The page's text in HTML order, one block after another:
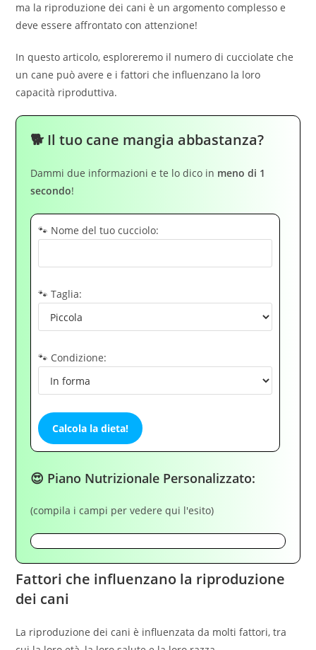
ma la riproduzione dei cani è un argomento complesso e
deve essere affrontato con attenzione!
In questo articolo, esploreremo il numero di cucciolate che
un cane può avere e i fattori che influenzano la loro
capacità riproduttiva.
🐕 Il tuo cane mangia abbastanza?
Dammi due informazioni e te lo dico in meno di 1
secondo!
🐾 Nome del tuo cucciolo:
🐾 Taglia:
🐾 Condizione:
Calcola la dieta!
😍 Piano Nutrizionale Personalizzato:
(compila i campi per vedere qui l'esito)
Fattori che influenzano la riproduzione
dei cani
La riproduzione dei cani è influenzata da molti fattori, tra